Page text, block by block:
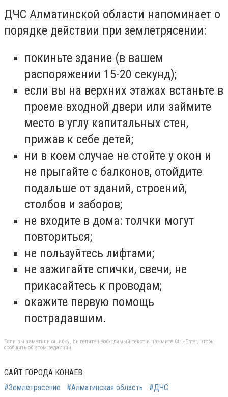
ДЧС Алматинской области напоминает о
порядке действии при землетрясении:
покиньте здание (в вашем
распоряжении 15-20 секунд);
если вы на верхних этажах встаньте в
проеме входной двери или займите
место в углу капитальных стен,
прижав к себе детей;
ни в коем случае не стойте у окон и
не прыгайте с балконов, отойдите
подальше от зданий, строений,
столбов и заборов;
не входите в дома: толчки могут
повториться;
не пользуйтесь лифтами;
не зажигайте спички, свечи, не
прикасайтесь к проводам;
окажите первую помощь
пострадавшим.
Если вы заметили ошибку, выделите необходимый текст и нажмите Ctrl+Enter, чтобы
сообщить об этом редакции
САЙТ ГОРОДА КОНАЕВ
#Землетрясение
#Алматинская область #ДЧС